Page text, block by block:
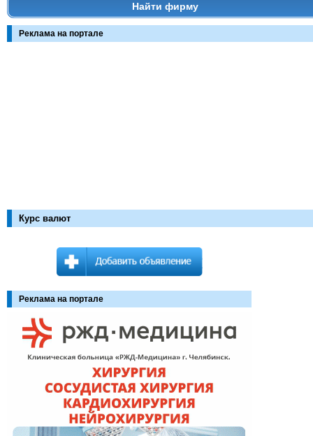
Найти фирму
Реклама на портале
Курс валют
Реклама на портале